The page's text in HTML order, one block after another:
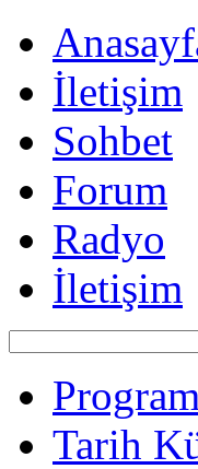
İletişim
Sohbet
Forum
Radyo
İletişim
Tarih